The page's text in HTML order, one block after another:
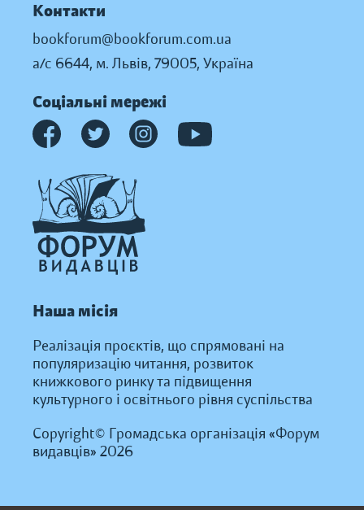
Контакти
bookforum@bookforum.com.ua
а/с 6644, м. Львів, 79005, Україна
Соціальні мережі
Наша місія
Реалізація проєктів, що спрямовані на
популяризацію читання, розвиток
книжкового ринку та підвищення
культурного і освітнього рівня суспільства
Copyright© Громадська організація «Форум
видавців» 2026